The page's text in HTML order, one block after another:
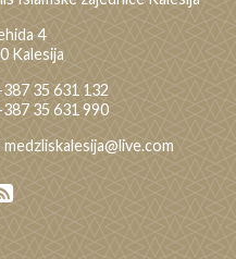
4
Kalesija
35 631 132
35 631 990
medzliskalesija@live.com